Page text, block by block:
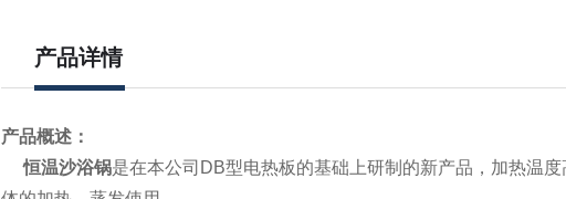
产品详情
产品概述：
恒温沙浴锅是在本公司DB型电热板的基础上研制的新产品，加热温